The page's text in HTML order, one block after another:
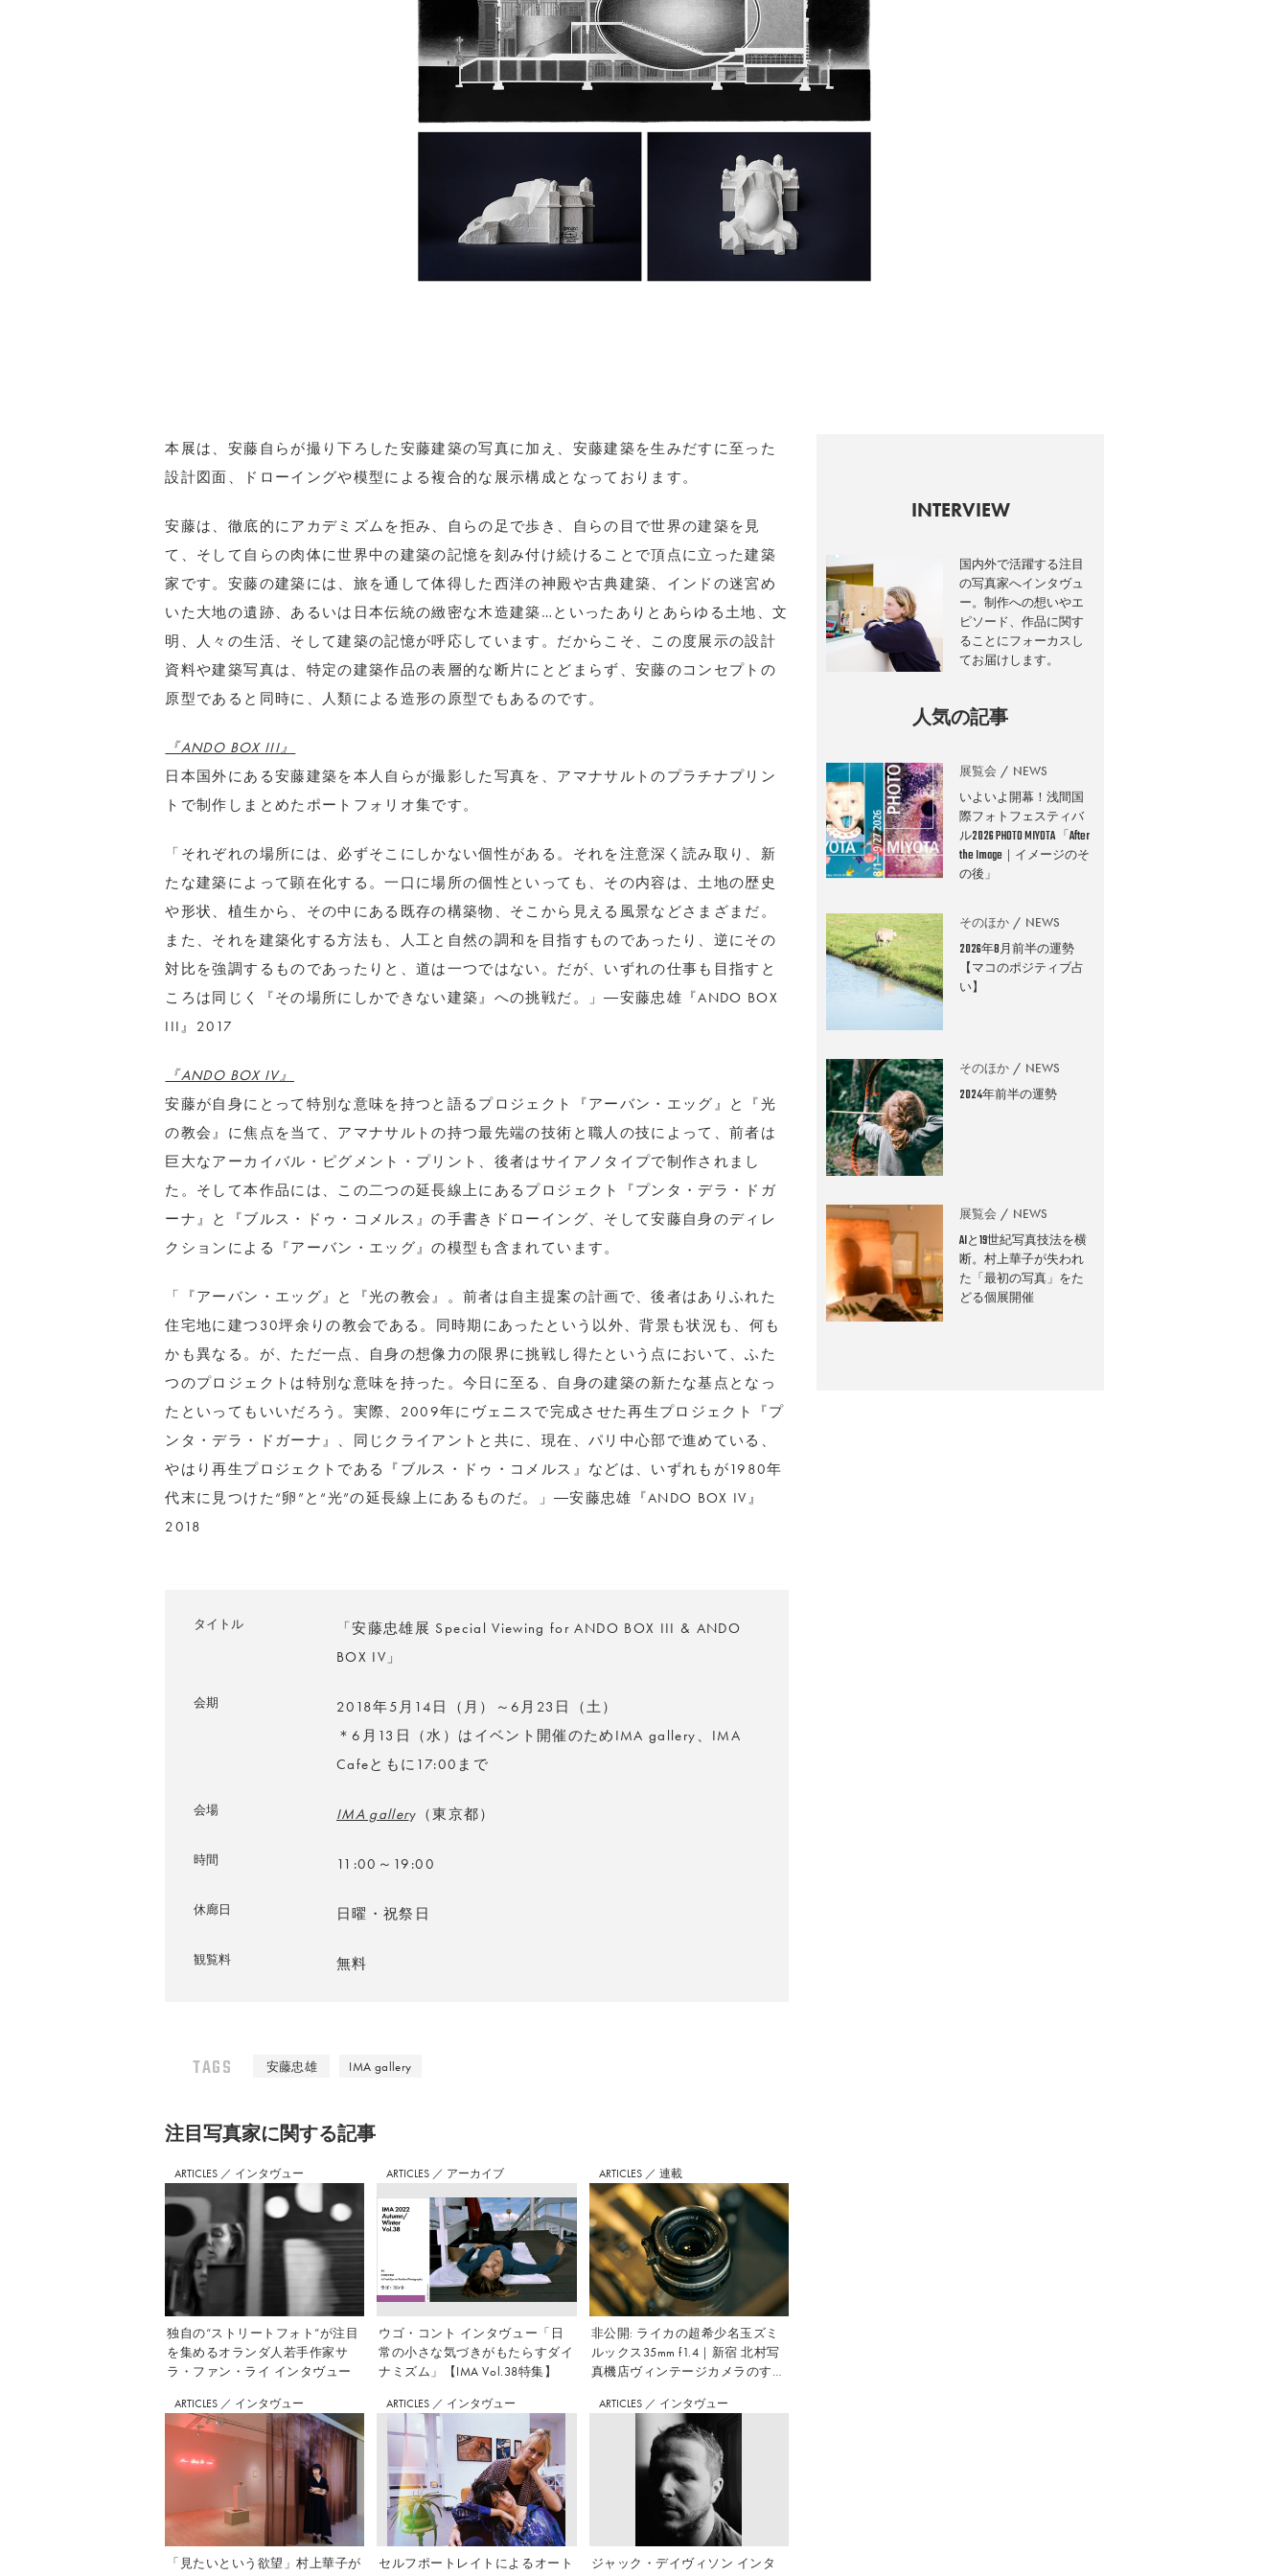
本展は、安藤自らが撮り下ろした安藤建築の写真に加え、安藤建築を生みだすに至った
設計図面、ドローイングや模型による複合的な展示構成となっております。
安藤は、徹底的にアカデミズムを拒み、自らの足で歩き、自らの目で世界の建築を見
て、そして自らの肉体に世界中の建築の記憶を刻み付け続けることで頂点に立った建築
家です。安藤の建築には、旅を通して体得した西洋の神殿や古典建築、インドの迷宮め
いた大地の遺跡、あるいは日本伝統の緻密な木造建築…といったありとあらゆる土地、文
明、人々の生活、そして建築の記憶が呼応しています。だからこそ、この度展示の設計
資料や建築写真は、特定の建築作品の表層的な断片にとどまらず、安藤のコンセプトの
原型であると同時に、人類による造形の原型でもあるのです。
『ANDO BOX III』
日本国外にある安藤建築を本人自らが撮影した写真を、アマナサルトのプラチナプリン
トで制作しまとめたポートフォリオ集です。
「それぞれの場所には、必ずそこにしかない個性がある。それを注意深く読み取り、新
たな建築によって顕在化する。一口に場所の個性といっても、その内容は、土地の歴史
や形状、植生から、その中にある既存の構築物、そこから見える風景などさまざまだ。
また、それを建築化する方法も、人工と自然の調和を目指すものであったり、逆にその
対比を強調するものであったりと、道は一つではない。だが、いずれの仕事も目指すと
ころは同じく『その場所にしかできない建築』への挑戦だ。」―安藤忠雄『ANDO BOX
III』2017
『ANDO BOX IV』
安藤が自身にとって特別な意味を持つと語るプロジェクト『アーバン・エッグ』と『光
の教会』に焦点を当て、アマナサルトの持つ最先端の技術と職人の技によって、前者は
巨大なアーカイバル・ピグメント・プリント、後者はサイアノタイプで制作されまし
た。そして本作品には、この二つの延長線上にあるプロジェクト『プンタ・デラ・ドガ
ーナ』と『ブルス・ドゥ・コメルス』の手書きドローイング、そして安藤自身のディレ
クションによる『アーバン・エッグ』の模型も含まれています。
「『アーバン・エッグ』と『光の教会』。前者は自主提案の計画で、後者はありふれた
住宅地に建つ30坪余りの教会である。同時期にあったという以外、背景も状況も、何も
かも異なる。が、ただ一点、自身の想像力の限界に挑戦し得たという点において、ふた
つのプロジェクトは特別な意味を持った。今日に至る、自身の建築の新たな基点となっ
たといってもいいだろう。実際、2009年にヴェニスで完成させた再生プロジェクト『プ
ンタ・デラ・ドガーナ』、同じクライアントと共に、現在、パリ中心部で進めている、
やはり再生プロジェクトである『ブルス・ドゥ・コメルス』などは、いずれもが1980年
代末に見つけた“卵”と“光”の延長線上にあるものだ。」―安藤忠雄『ANDO BOX IV』
2018
タイトル
「安藤忠雄展 Special Viewing for ANDO BOX III & ANDO
BOX IV」
会期
2018年5月14日（月）～6月23日（土）
＊6月13日（水）はイベント開催のためIMA gallery、IMA
Cafeともに17:00まで
会場 IMA gallery（東京都）
時間 11:00～19:00
休廊日 日曜・祝祭日
観覧料 無料
TAGS 安藤忠雄 IMA gallery
注⽬写真家に関する記事
ARTICLES ／ インタヴュー
独自の“ストリートフォト”が注目
を集めるオランダ人若手作家サ
ラ・ファン・ライ インタヴュー
ARTICLES ／ アーカイブ
ウゴ・コント インタヴュー「日
常の小さな気づきがもたらすダイ
ナミズム」【IMA Vol.38特集】
ARTICLES ／ 連載
非公開: ライカの超希少名玉ズミ
ルックス35mm f1.4｜新宿 北村写
真機店ヴィンテージカメラのすす
ARTICLES ／ インタヴュー
「見たいという欲望」村上華子が
ARTICLES ／ インタヴュー
セルフポートレイトによるオート
ARTICLES ／ インタヴュー
ジャック・デイヴィソン インタ
INTERVIEW
国内外で活躍する注目
の写真家へインタヴュ
ー。制作への想いやエ
ピソード、作品に関す
ることにフォーカスし
てお届けします。
人気の記事
展覧会 NEWS
いよいよ開幕！浅間国
際フォトフェスティバ
ル2026 PHOTO MIYOTA 「After
the Image｜イメージのそ
の後」
そのほか NEWS
2026年8月前半の運勢
【マコのポジティブ占
い】
そのほか NEWS
2024年前半の運勢
展覧会 NEWS
AIと19世紀写真技法を横
断。村上華子が失われ
た「最初の写真」をた
どる個展開催